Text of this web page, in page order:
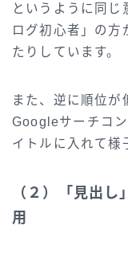
というように同じ
ログ初心者」の方
たりしています。
また、逆に順位が
Googleサーチコ
イトルに入れて様
（２）「見出
用